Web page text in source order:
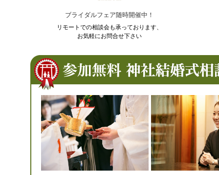
ブライダルフェア随時開催中！
リモートでの相談会も承っております、
お気軽にお問合せ下さい